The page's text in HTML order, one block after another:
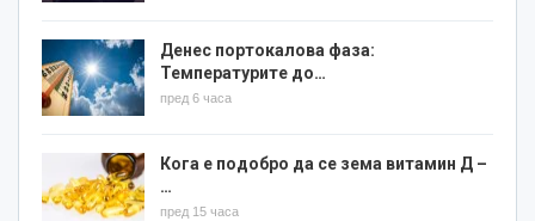
Денес портокалова фаза:
Температурите до…
пред 6 часа
Кога е подобро да се зема витамин Д –
…
пред 15 часа